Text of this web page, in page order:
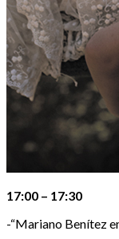
17:00 – 17:30
-“Mariano Benítez